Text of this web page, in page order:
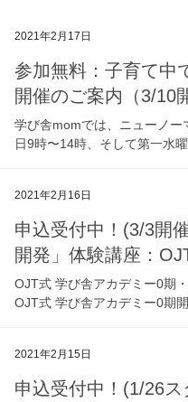
2021年2月17日
参加無料：子育て中
開催のご案内（3/10
学び舎momでは、ニューノ
日9時〜14時、そして第一水
2021年2月16日
申込受付中！(3/3開
開発」体験講座：
OJT式 学び舎アカデミー0期
OJT式 学び舎アカデミー0期
2021年2月15日
申込受付中！(1/26